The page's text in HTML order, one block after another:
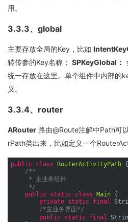
用。
3.3.3、global
主要存放全局的Key，比如
转传参的Key名称； SPKeyGlobal：
统一存放在这里。单个组件中内部的
义。
3.3.4、router
ARouter 路由@Route注解中Path可
rPath类出来，比如定义一个
public class RouterActivityPath {
/**
     * 主业务组件
     */
public static class Main {
private static final
/*主业务界面*/
public static final